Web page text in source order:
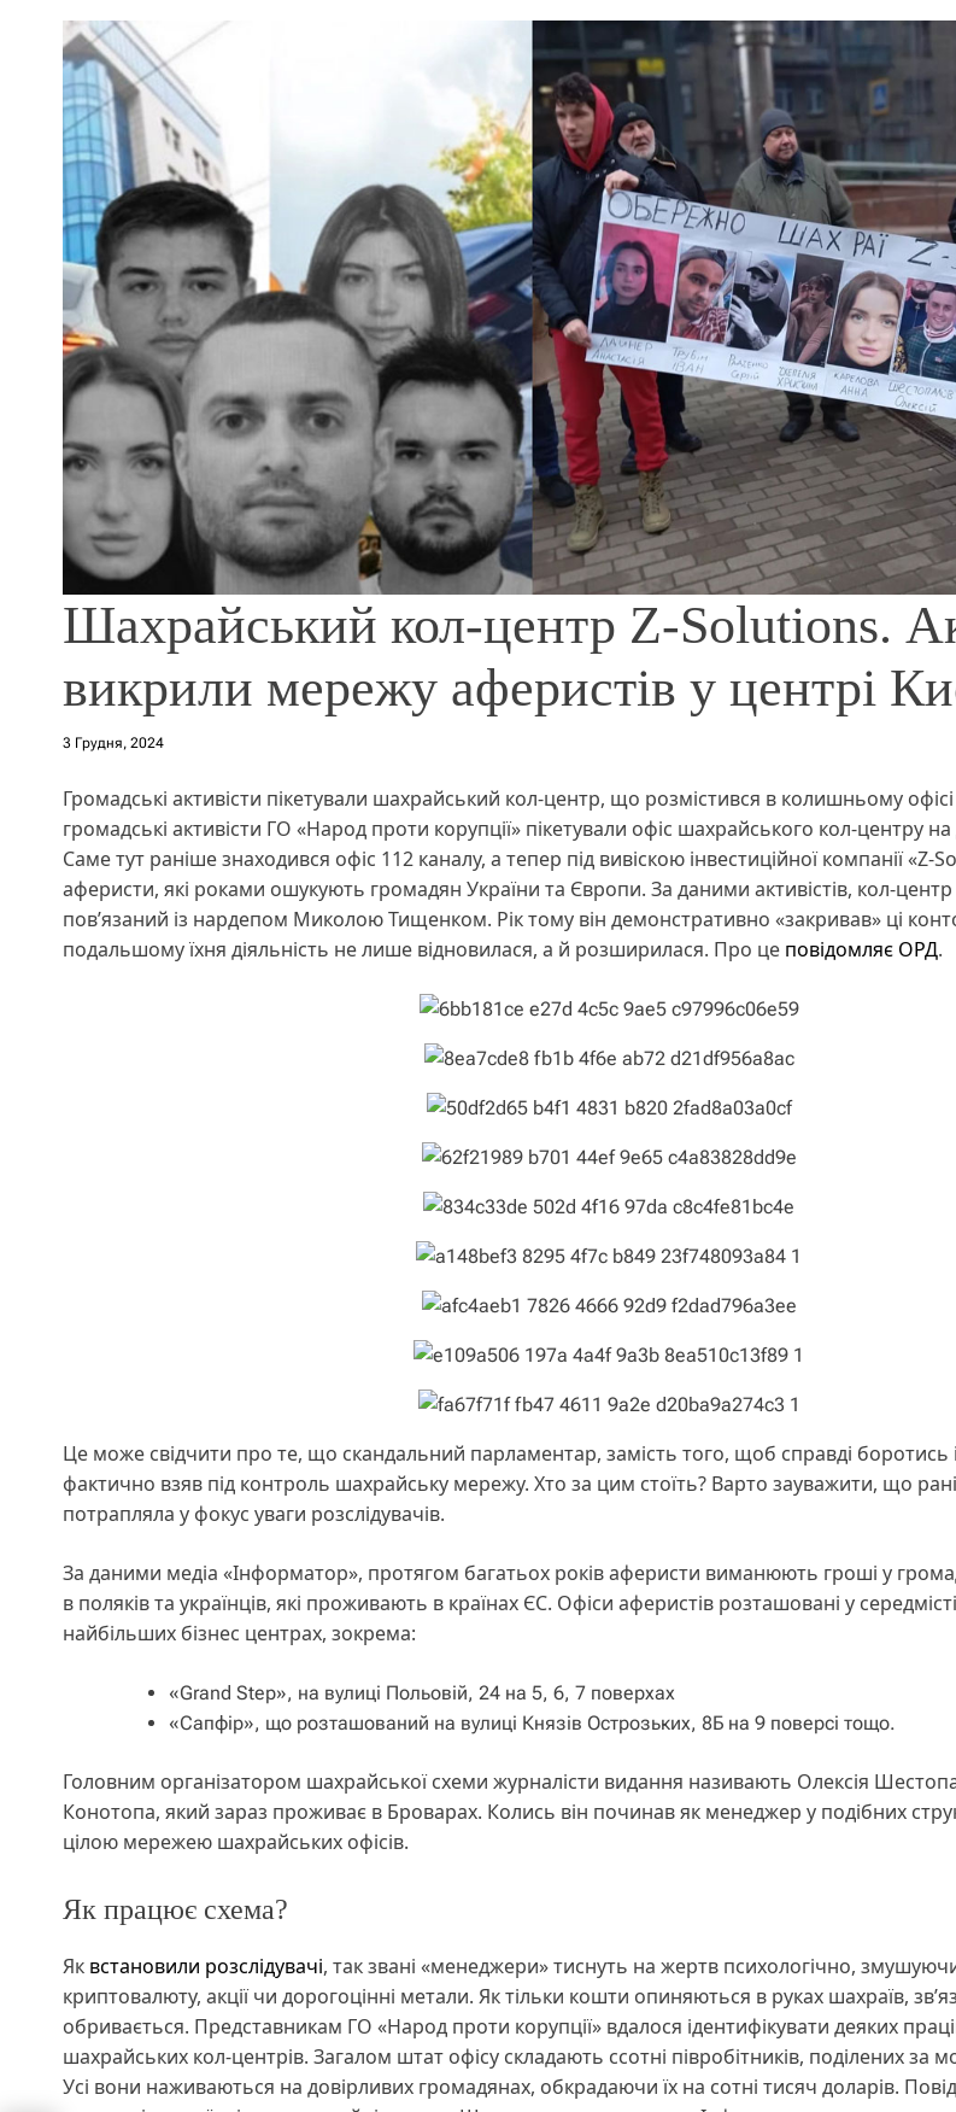
Шахрайський кол-центр Z-Solutions.
викрили мережу аферистів у центрі
3 Грудня, 2024
Громадські активісти пікетували шахрайський кол-центр, що розмістився в колишньому
громадські активісти ГО «Народ проти корупції» пікетували офіс шахрайського кол-центру на
Саме тут раніше знаходився офіс 112 каналу, а тепер під вивіскою інвестиційної компанії
аферисти, які роками ошукують громадян України та Європи. За даними активістів, кол-
пов’язаний із нардепом Миколою Тищенком. Рік тому він демонстративно «закривав» ці
подальшому їхня діяльність не лише відновилася, а й розширилася. Про це повідомляє ОРД.
Це може свідчити про те, що скандальний парламентар, замість того, щоб справді боротись
фактично взяв під контроль шахрайську мережу. Хто за цим стоїть? Варто зауважити, що
потрапляла у фокус уваги розслідувачів.
За даними медіа «Інформатор», протягом багатьох років аферисти виманюють гроші у
в поляків та українців, які проживають в країнах ЄС. Офіси аферистів розташовані у
найбільших бізнес центрах, зокрема:
«Grand Step», на вулиці Польовій, 24 на 5, 6, 7 поверхах
«Сапфір», що розташований на вулиці Князів Острозьких, 8Б на 9 поверсі тощо.
Головним організатором шахрайської схеми журналісти видання називають Олексія
Конотопа, який зараз проживає в Броварах. Колись він починав як менеджер у подібних
цілою мережею шахрайських офісів.
Як працює схема?
Як встановили розслідувачі, так звані «менеджери» тиснуть на жертв психологічно,
криптовалюту, акції чи дорогоцінні метали. Як тільки кошти опиняються в руках шахраїв,
обривається. Представникам ГО «Народ проти корупції» вдалося ідентифікувати деяких
шахрайських кол-центрів. Загалом штат офісу складають ссотні півробітників, поділених за
Усі вони наживаються на довірливих громадянах, обкрадаючи їх на сотні тисяч доларів.